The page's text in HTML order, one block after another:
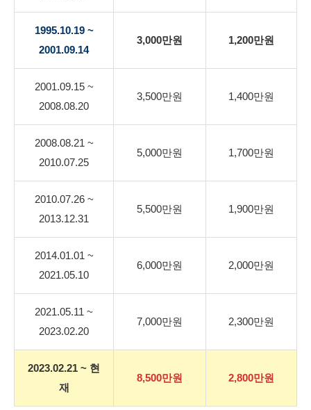
1995.10.19 ~
2001.09.14
3,000만원 1,200만원
2001.09.15 ~
2008.08.20
3,500만원 1,400만원
2008.08.21 ~
2010.07.25
5,000만원 1,700만원
2010.07.26 ~
2013.12.31
5,500만원 1,900만원
2014.01.01 ~
2021.05.10
6,000만원 2,000만원
2021.05.11 ~
2023.02.20
7,000만원 2,300만원
2023.02.21 ~ 현
재
8,500만원 2,800만원